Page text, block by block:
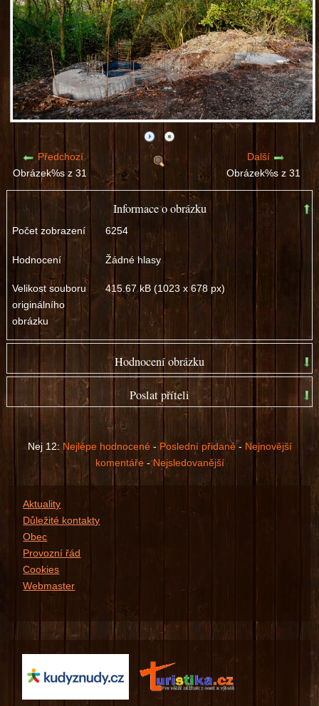
Předchozí
Obrázek%s z 31
Další
Obrázek%s z 31
Informace o obrázku
Počet zobrazení 6254
Hodnocení Žádné hlasy
Velikost souboru
originálního
obrázku
415.67 kB (1023 x 678 px)
Hodnocení obrázku
špatný dobrý
Poslat příteli
Prosím, přihlašte se ...
Nej 12:Nejlépe hodnocené- Poslední přidané- Nejnovější
komentáře-Nejsledovanější
Aktuality
Důležité kontakty
Obec
Provozní řád
Cookies
Webmaster